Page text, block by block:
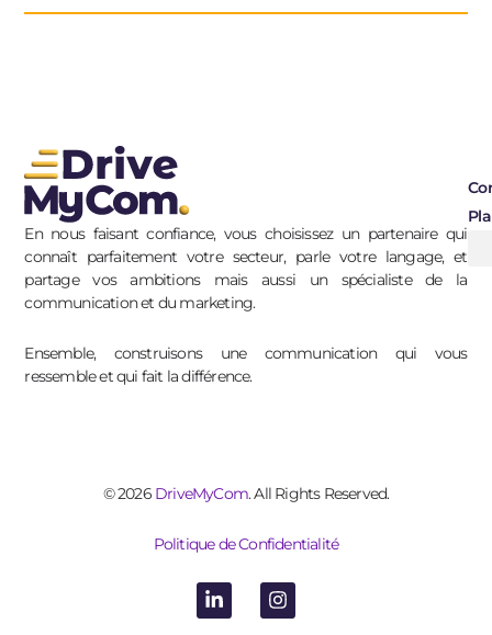
En nous faisant confiance, vous choisissez un partenaire qui
connaît parfaitement votre secteur, parle votre langage, et
partage vos ambitions mais aussi un spécialiste de la
communication et du marketing.
Ensemble, construisons une communication qui vous
ressemble et qui fait la différence.
© 2026 DriveMyCom. All Rights Reserved.
Politique de Confidentialité
L
i
I
n